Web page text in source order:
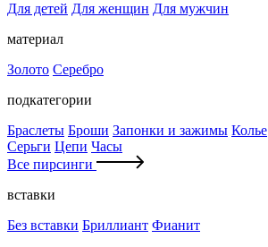
Для детей Для женщин Для мужчин
материал
Золото Серебро
подкатегории
Браслеты Броши Запонки и зажимы Колье
Серьги Цепи Часы
Все пирсинги
вставки
Без вставки Бриллиант Фианит